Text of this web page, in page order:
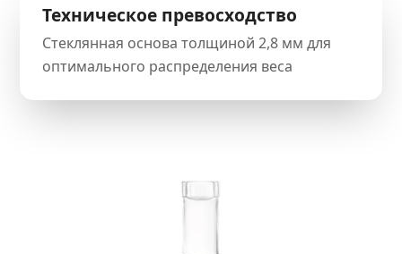
Техническое превосходство
Стеклянная основа толщиной 2,8 мм для
оптимального распределения веса